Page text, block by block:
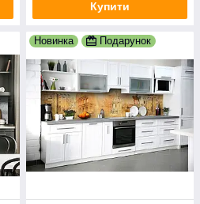
Купити
Новинка Подарунок